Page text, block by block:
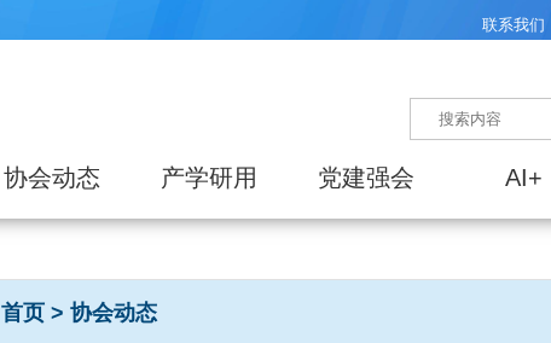
联系我们
协会动态 产学研用 党建强会 AI+
首页 > 协会动态